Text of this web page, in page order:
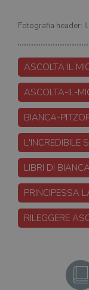
Fotografia header:
ASCOLTA IL
ASCOLTA-IL-
BIANCA-
L'INCREDIBILE
LIBRI DI
PRINCIPESSA
RILEGGERE